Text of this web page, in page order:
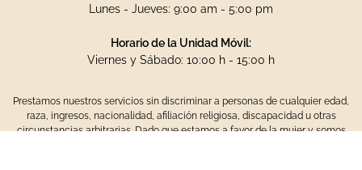
Lunes - Jueves: 9:00 am - 5:00 pm
Horario de la Unidad Móvil:
Viernes y Sábado: 10:00 h - 15:00 h
Prestamos nuestros servicios sin discriminar a personas de cualquier edad,
raza, ingresos, nacionalidad, afiliación religiosa, discapacidad u otras
circunstancias arbitrarias. Dado que estamos a favor de la mujer y somos